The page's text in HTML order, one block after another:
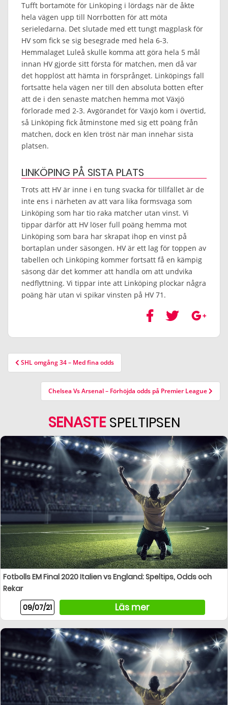
Tufft bortamöte för Linköping i lördags när de åkte
hela vägen upp till Norrbotten för att möta
serieledarna. Det slutade med ett tungt magplask för
HV som fick se sig besegrade med hela 6-3.
Hemmalaget Luleå skulle komma att göra hela 5 mål
innan HV gjorde sitt första för matchen, men då var
det hopplöst att hämta in försprånget. Linköpings fall
fortsatte hela vägen ner till den absoluta botten efter
att de i den senaste matchen hemma mot Växjö
förlorade med 2-3. Avgörandet för Växjö kom i övertid,
så Linköping fick åtminstone med sig ett poäng från
matchen, dock en klen tröst när man innehar sista
platsen.
LINKÖPING PÅ SISTA PLATS
Trots att HV är inne i en tung svacka för tillfället är de
inte ens i närheten av att vara lika formsvaga som
Linköping som har tio raka matcher utan vinst. Vi
tippar därför att HV löser full poäng hemma mot
Linköping som bara har skrapat ihop en vinst på
bortaplan under säsongen. HV är ett lag för toppen av
tabellen och Linköping kommer fortsatt få en kämpig
säsong där det kommer att handla om att undvika
nedflyttning. Vi tippar inte att Linköping plockar några
poäng här utan vi spikar vinsten på HV 71.
SHL omgång 34 – Med fina odds
Chelsea Vs Arsenal – Förhöjda odds på Premier League
SENASTESPELTIPSEN
Fotbolls EM Final 2020 Italien vs England: Speltips, Odds och
Rekar
09/07/21
Läs mer